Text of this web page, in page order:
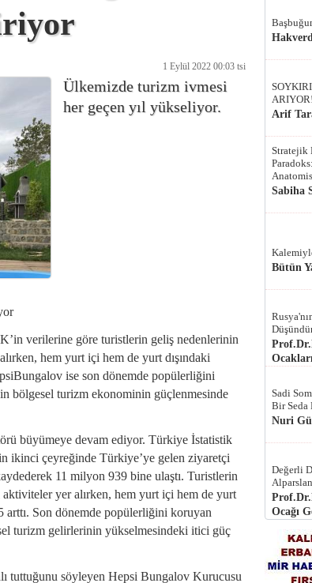
1 Eylül 2022 00:03 tsi
Ülkemizde turizm ivmesi
her geçen yıl yükseliyor.
verilerine göre turistlerin geliş nedenlerinin
hem yurt içi hem de yurt dışındaki
ise son dönemde popülerliğini
bölgesel turizm ekonominin güçlenmesinde
büyümeye devam ediyor. Türkiye İstatistik
ikinci çeyreğinde Türkiye’ye gelen ziyaretçi
11 milyon 939 bine ulaştı. Turistlerin
yer alırken, hem yurt içi hem de yurt
arttı. Son dönemde popülerliğini koruyan
turizm gelirlerinin yükselmesindeki itici güç
tuttuğunu söyleyen Hepsi Bungalov Kurucusu
Arif
Stratejik
Sabiha
Bütün
Sadi
Bir Seda
Nuri
Değerli
Ocağı